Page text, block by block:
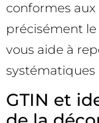
conformes
précisément
vous aide à
systématiques
GTIN et